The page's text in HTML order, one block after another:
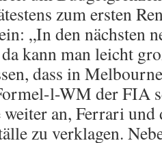
zum ersten
„In den nächsten
kann man leicht
dass in
l-WM der FIA
an, Ferrari und
zu verklagen.